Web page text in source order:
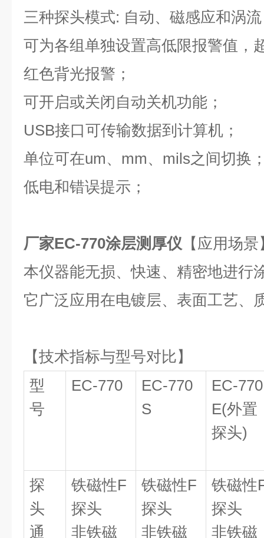
三种探头模式: 自动、磁感应和涡
可为各组单独设置高低限报警值，
红色背光报警；
可开启或关闭自动关机功能；
USB接口可传输数据到计算机；
单位可在um、mm、mils之间切换
低电和错误提示；
厂家EC-770涂层测厚仪 【应用场景
本仪器能无损、快速、精密地进行
它广泛应用在电镀层、表面工艺、
【技术指标与型号对比】
型
号
EC-770
EC-770
S
EC-770
E(外置
探头)
探
头
通
铁磁性F
探头
非铁磁
铁磁性F
探头
非铁磁
铁磁性
探头
非铁磁